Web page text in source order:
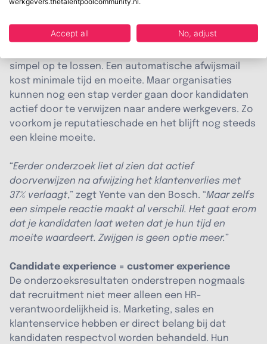
hun perceptie van een organisatie.
Een simpele oplossing
simpel op te lossen. Een automatische afwijsmail
kost minimale tijd en moeite. Maar organisaties
kunnen nog een stap verder gaan door kandidaten
actief door te verwijzen naar andere werkgevers. Zo
voorkom je reputatieschade en het blijft nog steeds
een kleine moeite.
“Eerder onderzoek liet al zien dat actief
doorverwijzen na afwijzing het klantenverlies met
37% verlaagt,” zegt Yente van den Bosch. “Maar zelfs
een simpele reactie maakt al verschil. Het gaat erom
dat je kandidaten laat weten dat je hun tijd en
moeite waardeert. Zwijgen is geen optie meer.”
Candidate experience = customer experience
De onderzoeksresultaten onderstrepen nogmaals
dat recruitment niet meer alleen een HR-
verantwoordelijkheid is. Marketing, sales en
klantenservice hebben er direct belang bij dat
kandidaten respectvol worden behandeld. Hun
Accept all No, adjust